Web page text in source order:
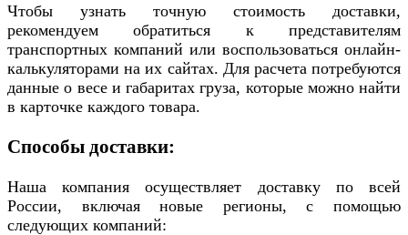
Чтобы узнать точную стоимость доставки,
рекомендуем обратиться к представителям
транспортных компаний или воспользоваться онлайн-
калькуляторами на их сайтах. Для расчета потребуются
данные о весе и габаритах груза, которые можно найти
в карточке каждого товара.
Способы доставки:
Наша компания осуществляет доставку по всей
России, включая новые регионы, с помощью
следующих компаний: